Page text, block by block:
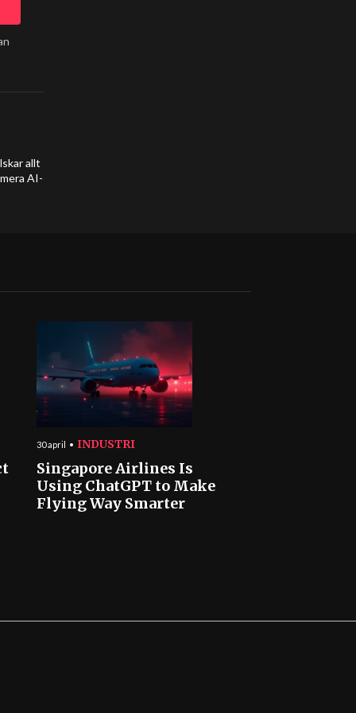
allt
AI-
30 april INDUSTRI
Singapore Airlines Is
Using ChatGPT to Make
Flying Way Smarter